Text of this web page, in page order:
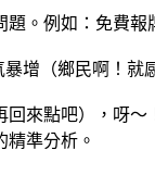
。例如：免費
增（鄉民啊！就
來點吧），呀
準分析。